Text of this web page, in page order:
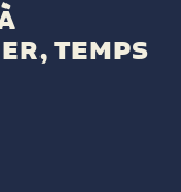
TEMPS